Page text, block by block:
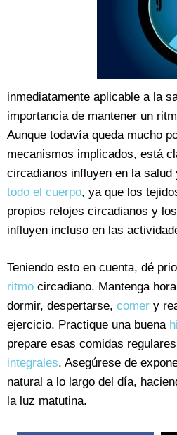
inmediatamente aplicable a la
importancia de mantener un
Aunque todavía queda mucho
mecanismos implicados, está
circadianos influyen en la salud
todo el cuerpo, ya que los
propios relojes circadianos y
influyen incluso en las
Teniendo esto en cuenta, dé
ritmo circadiano. Mantenga
dormir, despertarse, comer y
ejercicio. Practique una buena
prepare esas comidas
integrales. Asegúrese de
natural a lo largo del día,
la luz matutina.